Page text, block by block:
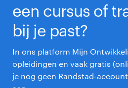
een cursus of
bij je past?
In ons platform Mijn
opleidingen en vaak gratis
je nog geen Randstad-